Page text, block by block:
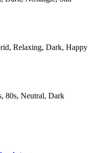
Relaxing, Dark, Happy
80s, Neutral, Dark